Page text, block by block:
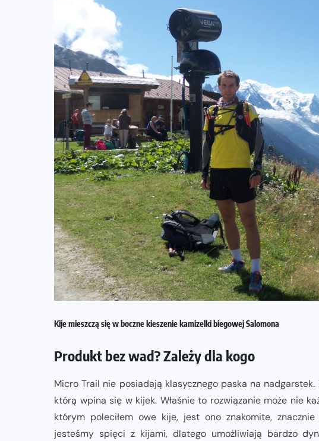
Kije mieszczą się w boczne kieszenie kamizelki biegowej Salomona
Produkt bez wad? Zależy dla kogo
Micro Trail nie posiadają klasycznego paska na
którą wpina się w kijek. Właśnie to rozwiązanie może nie
którym poleciłem owe kije, jest ono znakomite,
jesteśmy spięci z kijami, dlatego umożliwiają bardzo